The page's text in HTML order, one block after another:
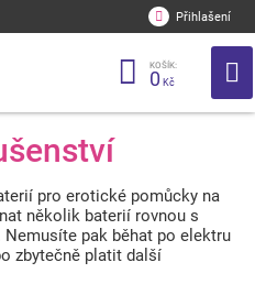
Přihlašení
KOŠÍK:
0 Kč
pro erotické pomůcky na
několik baterií rovnou s
pak běhat po elektru
zbytečně platit další